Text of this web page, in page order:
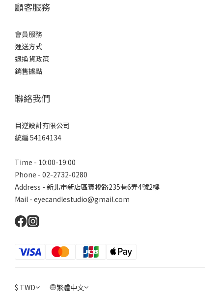
顧客服務
會員服務
運送方式
退換貨政策
銷售據點
聯絡我們
目逆設計有限公司
統編 54164134
Time - 10:00-19:00
Phone - 02-2732-0280
Address - 新北市新店區寶橋路235巷6弄4號2樓
Mail - eyecandlestudio@gmail.com
$ TWD 繁體中文